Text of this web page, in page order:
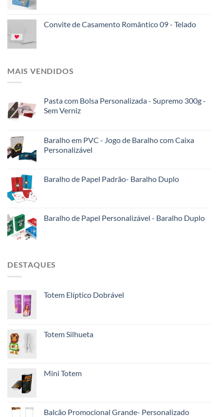
Convite de Casamento Romântico 09 - Telado
MAIS VENDIDOS
Pasta com Bolsa Personalizada - Supremo 300g -
Sem Verniz
Baralho em PVC - Jogo de Baralho com Caixa
Personalizável
Baralho de Papel Padrão- Baralho Duplo
Baralho de Papel Personalizável - Baralho Duplo
DESTAQUES
Totem Elíptico Dobrável
Totem Silhueta
Mini Totem
Balcão Promocional Grande- Personalizado